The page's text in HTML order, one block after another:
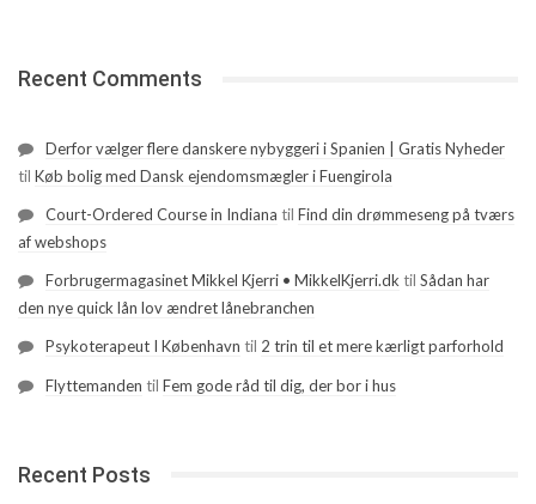
Recent Comments
Derfor vælger flere danskere nybyggeri i Spanien | Gratis Nyheder
til Køb bolig med Dansk ejendomsmægler i Fuengirola
Court-Ordered Course in Indiana til Find din drømmeseng på tværs
af webshops
Forbrugermagasinet Mikkel Kjerri • MikkelKjerri.dk til Sådan har
den nye quick lån lov ændret lånebranchen
Psykoterapeut I København til 2 trin til et mere kærligt parforhold
Flyttemanden til Fem gode råd til dig, der bor i hus
Recent Posts